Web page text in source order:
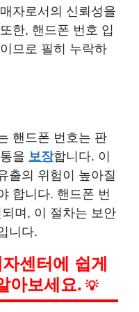
자로서의 신뢰성을
한, 핸드폰 번호 입
므로 필히 누락하
핸드폰 번호는 판
을 보장합니다. 이
출의 위험이 높아질
합니다. 핸드폰 번
며, 이 절차는 보안
니다.
센터에 쉽게
아보세요. 💡